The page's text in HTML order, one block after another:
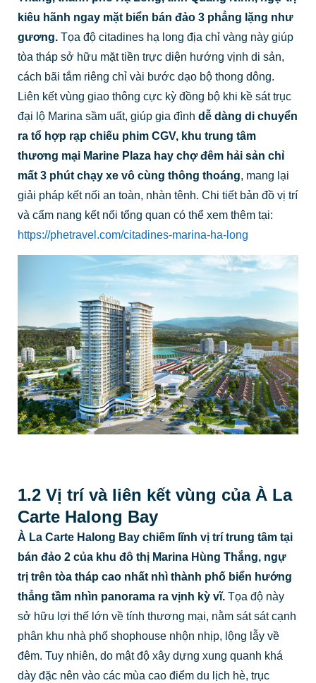
kiêu hãnh ngay mặt biển bán đảo 3 phẳng lặng như
gương.Tọa độ citadines hạ long địa chỉ vàng này giúp
tòa tháp sở hữu mặt tiền trực diện hướng vịnh di sản,
cách bãi tắm riêng chỉ vài bước dạo bộ thong dông.
Liên kết vùng giao thông cực kỳ đồng bộ khi kề sát trục
đại lộ Marina sầm uất, giúp gia đình dễ dàng di chuyển
ra tổ hợp rạp chiếu phim CGV, khu trung tâm
thương mại Marine Plaza hay chợ đêm hải sản chỉ
mất 3 phút chạy xe vô cùng thông thoáng, mang lại
giải pháp kết nối an toàn, nhàn tênh. Chi tiết bản đồ vị trí
và cẩm nang kết nối tổng quan có thể xem thêm tại:
https://phetravel.com/citadines-marina-ha-long
1.2 Vị trí và liên kết vùng của À La
Carte Halong Bay
À La Carte Halong Bay chiếm lĩnh vị trí trung tâm tại
bán đảo 2 của khu đô thị Marina Hùng Thắng, ngự
trị trên tòa tháp cao nhất nhì thành phố biển hướng
thẳng tầm nhìn panorama ra vịnh kỳ vĩ.Tọa độ này
sở hữu lợi thế lớn về tính thương mại, nằm sát sát cạnh
phân khu nhà phố shophouse nhộn nhịp, lộng lẫy về
đêm. Tuy nhiên, do mật độ xây dựng xung quanh khá
dày đặc nên vào các mùa cao điểm du lịch hè, trục